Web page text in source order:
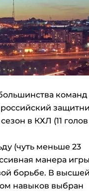
команд
в КХЛ (11 голов
(чуть меньше 23
манера игры
борьбе. В высшей
навыков выбран